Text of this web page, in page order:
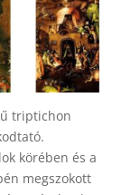
triptichon
körében és a
megszokott